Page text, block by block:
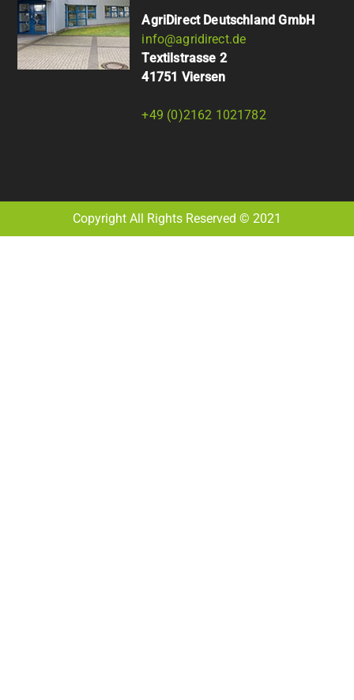
AgriDirect Deutschland GmbH
info@agridirect.de
Textilstrasse 2
41751 Viersen
+49 (0)2162 1021782
Copyright All Rights Reserved © 2021